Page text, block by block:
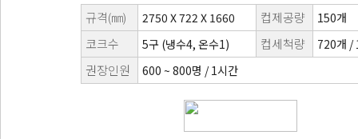
규격(㎜) 2750Ⅹ722Ⅹ1660 컵제공량 150개
코크수 5구 (냉수4, 온수1) 컵세척량 720개 /
권장인원 600 ~ 800명 / 1시간